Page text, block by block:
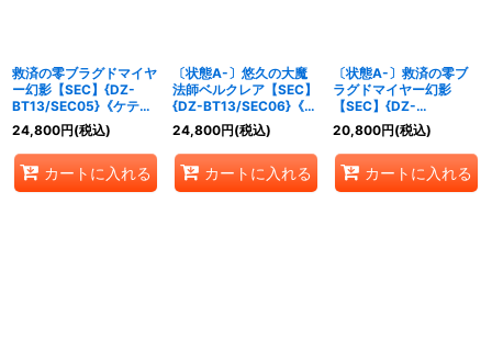
救済の零ブラグドマイヤ
ー幻影【SEC】{DZ-
BT13/SEC05}《ケテル
サンクチュアリ》
24,800円(税込)
カートに入れる
〔状態A-〕悠久の大魔
法師ベルクレア【SEC】
{DZ-BT13/SEC06}《ス
トイケイア》
24,800円(税込)
カートに入れる
〔状態A-〕救済の零ブ
ラグドマイヤー幻影
【SEC】{DZ-
BT13/SEC05}《ケテル
サンクチュアリ》
20,800円(税込)
カートに入れる